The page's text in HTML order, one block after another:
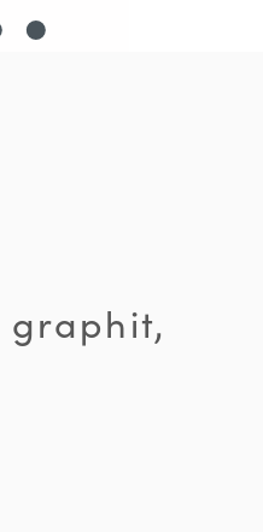
graphit,